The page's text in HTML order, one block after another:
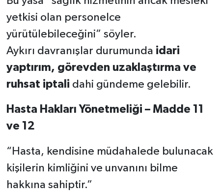
yetkisi olan personelce
yürütülebileceğini” söyler.
Aykırı davranışlar durumunda idari
yaptırım, görevden uzaklaştırma ve
ruhsat iptali dahi gündeme gelebilir.
Hasta Hakları Yönetmeliği – Madde 11
ve 12
“Hasta, kendisine müdahalede bulunacak
kişilerin kimliğini ve unvanını bilme
hakkına sahiptir.”